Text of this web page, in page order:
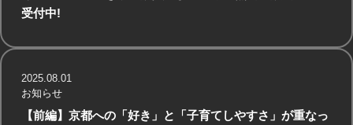
受付中!
【前編】京都への「好き」と「子育てしやすさ」が重なっ
2025.08.01
お知らせ